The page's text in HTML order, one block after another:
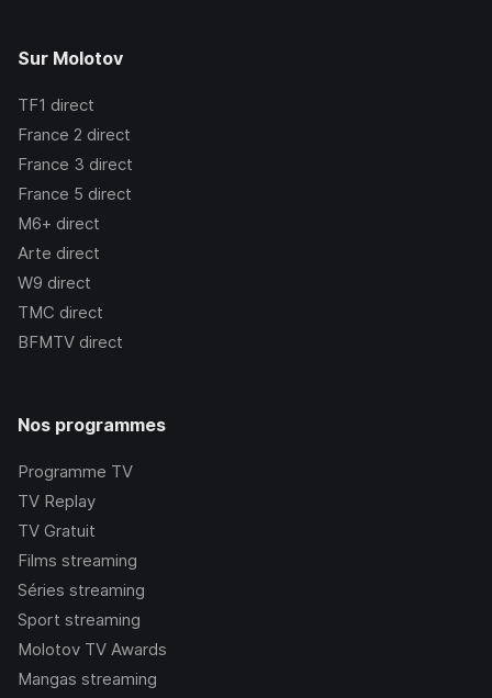
Sur Molotov
TF1 direct
France 2 direct
France 3 direct
France 5 direct
M6+ direct
Arte direct
W9 direct
TMC direct
BFMTV direct
Nos programmes
Programme TV
TV Replay
TV Gratuit
Films streaming
Séries streaming
Sport streaming
Molotov TV Awards
Mangas streaming